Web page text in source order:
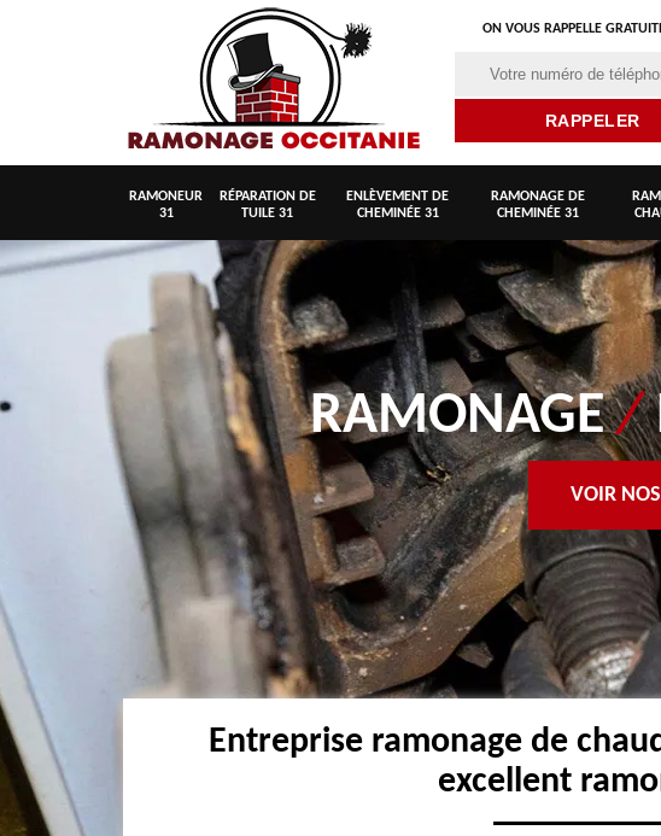
ON VOUS RAPPELLE
RAMONEUR
31
RÉPARATION DE
TUILE 31
ENLÈVEMENT DE
CHEMINÉE 31
RAMONAGE DE
CHEMINÉE 31
RAMONAGE/
VOIR
Entreprise ramonage de
excellent